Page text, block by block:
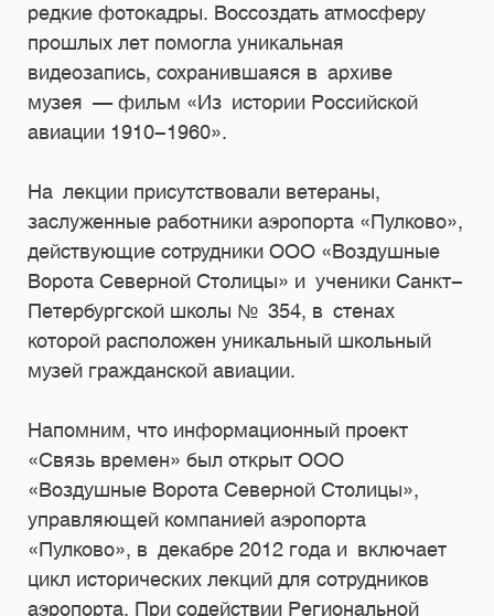
редкие фотокадры. Воссоздать атмосферу
прошлых лет помогла уникальная
видеозапись, сохранившаяся в архиве
музея — фильм «Из истории Российской
авиации 1910-1960».
На лекции присутствовали ветераны,
заслуженные работники аэропорта «Пулково»,
действующие сотрудники ООО «Воздушные
Ворота Северной Столицы» и ученики Санкт-
Петербургской школы № 354, в стенах
которой расположен уникальный школьный
музей гражданской авиации.
Напомним, что информационный проект
«Связь времен» был открыт ООО
«Воздушные Ворота Северной Столицы»,
управляющей компанией аэропорта
«Пулково», в декабре 2012 года и включает
цикл исторических лекций для сотрудников
аэропорта. При содействии Региональной